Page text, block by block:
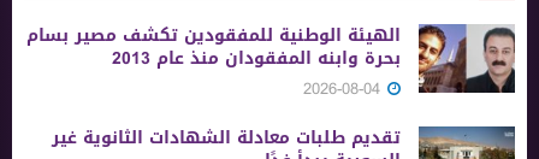
الهيئة الوطنية للمفقودين تكشف مصير بسام
بحرة وابنه المفقودان منذ عام 2013
تقديم طلبات معادلة الشهادات الثانوية ‏غير